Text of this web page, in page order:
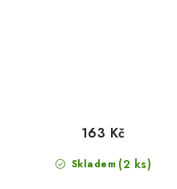
Skladem (2 ks)
163 Kč